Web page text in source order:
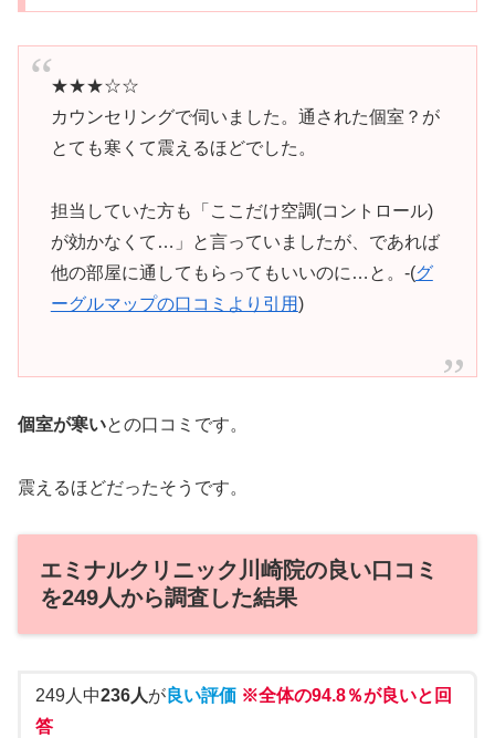
★★★☆☆
カウンセリングで伺いました。通された個室？が
とても寒くて震えるほどでした。
担当していた方も「ここだけ空調(コントロール)
が効かなくて…」と言っていましたが、であれば
他の部屋に通してもらってもいいのに…と。-(グ
ーグルマップの口コミより引用)
個室が寒いとの口コミです。
震えるほどだったそうです。
エミナルクリニック川崎院の良い口コミ
を249人から調査した結果
249人中236人が良い評価 ※全体の94.8％が良いと回
答